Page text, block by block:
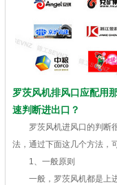
罗茨风机排风口应配用
速判断进出口？
罗茨风机进风口的判断很
法，通过下面这几个方法，
1、一般原则
一般，罗茨风机都是上进